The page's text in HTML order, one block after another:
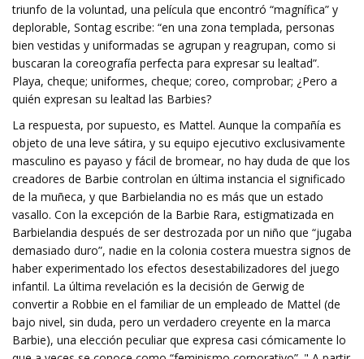
triunfo de la voluntad, una película que encontró “magnífica” y
deplorable, Sontag escribe: “en una zona templada, personas
bien vestidas y uniformadas se agrupan y reagrupan, como si
buscaran la coreografía perfecta para expresar su lealtad”.
Playa, cheque; uniformes, cheque; coreo, comprobar; ¿Pero a
quién expresan su lealtad las Barbies?
La respuesta, por supuesto, es Mattel. Aunque la compañía es
objeto de una leve sátira, y su equipo ejecutivo exclusivamente
masculino es payaso y fácil de bromear, no hay duda de que los
creadores de Barbie controlan en última instancia el significado
de la muñeca, y que Barbielandia no es más que un estado
vasallo. Con la excepción de la Barbie Rara, estigmatizada en
Barbielandia después de ser destrozada por un niño que “jugaba
demasiado duro”, nadie en la colonia costera muestra signos de
haber experimentado los efectos desestabilizadores del juego
infantil. La última revelación es la decisión de Gerwig de
convertir a Robbie en el familiar de un empleado de Mattel (de
bajo nivel, sin duda, pero un verdadero creyente en la marca
Barbie), una elección peculiar que expresa casi cómicamente lo